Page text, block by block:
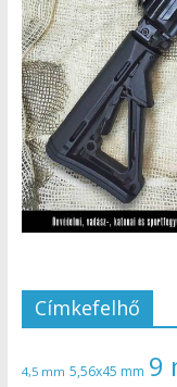
Címkefelhő
4,5 mm 5,56x45 mm 9